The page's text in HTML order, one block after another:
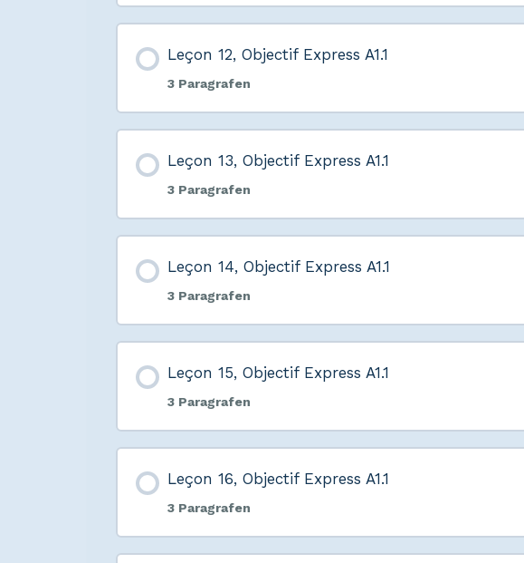
Leçon 12, Objectif Express A1.1
3 Paragrafen
Leçon 13, Objectif Express A1.1
3 Paragrafen
Leçon 14, Objectif Express A1.1
3 Paragrafen
Leçon 15, Objectif Express A1.1
3 Paragrafen
Leçon 16, Objectif Express A1.1
3 Paragrafen